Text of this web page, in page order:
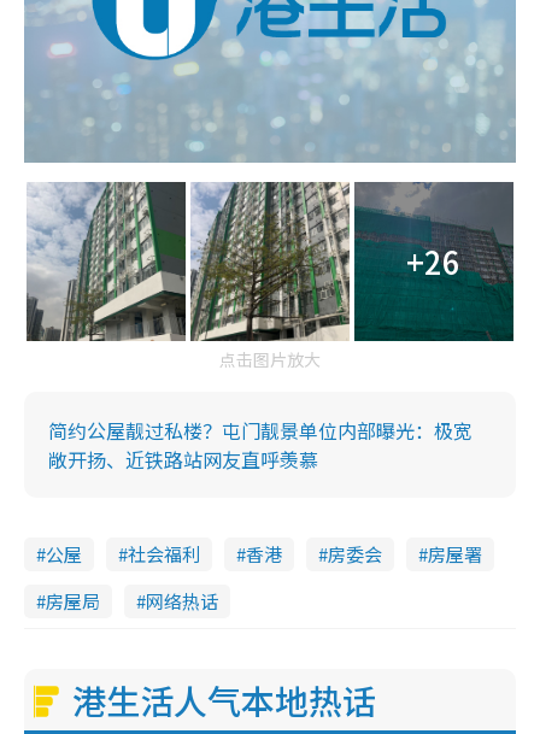
+26
点击图片放大
简约公屋靓过私楼？屯门靓景单位内部曝光：极宽
敞开扬、近铁路站网友直呼羡慕
公屋 社会福利 香港 房委会
房屋署
房屋局
网络热话
港生活人气本地热话